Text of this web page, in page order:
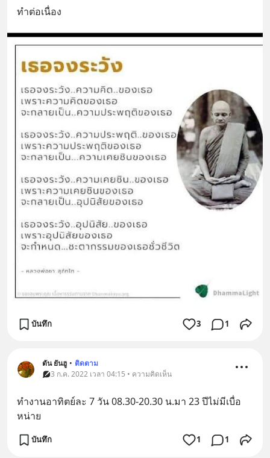
ทำต่อเนื่อง
บันทึก 3 1
ตัน ยันฮู • ติดตาม
3 ก.ค. 2022 เวลา 04:15 • ความคิดเห็น
ทำงานอาทิตย์ละ 7 วัน 08.30-20.30 น.มา 23 ปีไม่มีเบื่อ
หน่าย
บันทึก 1 1